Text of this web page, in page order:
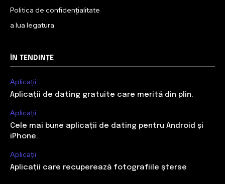
Politica de confidențialitate
a lua legatura
ÎN TENDINȚE
Aplicații
Aplicații de dating gratuite care merită din plin.
Aplicații
Cele mai bune aplicații de dating pentru Android și
iPhone.
Aplicații
Aplicații care recuperează fotografiile șterse